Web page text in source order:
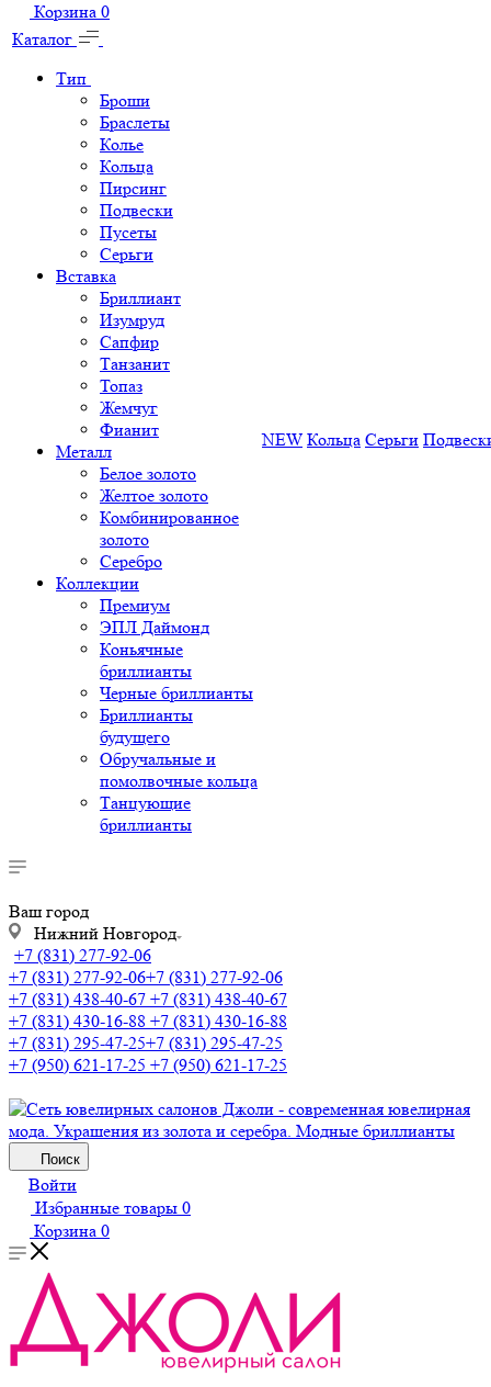
Корзина 0
Каталог
Тип
Броши
Браслеты
Колье
Кольца
Пирсинг
Подвески
Пусеты
Серьги
Вставка
Бриллиант
Изумруд
Сапфир
Танзанит
Топаз
Жемчуг
Фианит
Металл
Белое золото
Желтое золото
Комбинированное
золото
Серебро
Коллекции
Премиум
ЭПЛ Даймонд
Коньячные
бриллианты
Черные бриллианты
Бриллианты
будущего
Обручальные и
помолвочные кольца
Танцующие
бриллианты
NEW Кольца Серьги
Ваш город
Нижний Новгород
+7 (831) 277-92-06
+7 (831) 277-92-06+7 (831) 277-92-06
+7 (831) 438-40-67 +7 (831) 438-40-67
+7 (831) 430-16-88 +7 (831) 430-16-88
+7 (831) 295-47-25+7 (831) 295-47-25
+7 (950) 621-17-25 +7 (950) 621-17-25
Поиск
Войти
Избранные товары 0
Корзина 0